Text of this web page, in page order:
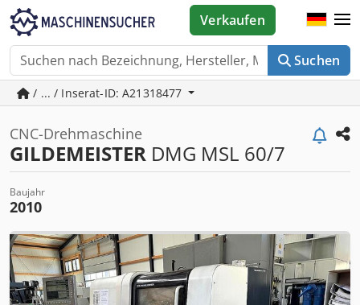
Suchen
Verkaufen
/ ... / Inserat-ID: A21318477
CNC-Drehmaschine
GILDEMEISTER DMG MSL 60/7
Baujahr
2010